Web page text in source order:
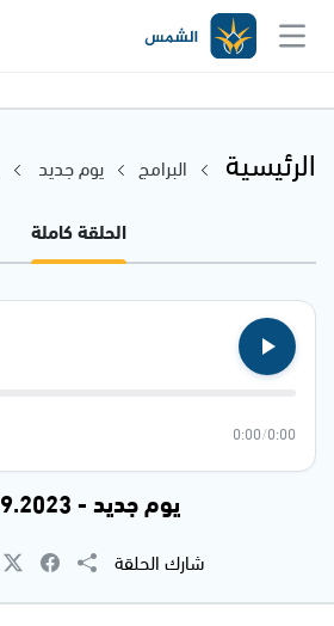
الرئيسية البرامج يوم جديد
الحلقة كاملة
0:00
/
0:00
يوم جديد - 21.09.2023
شارك الحلقة